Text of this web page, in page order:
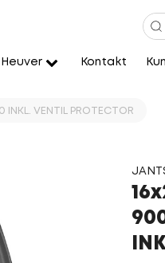
Kontakt
INKL. VENTIL PROTECTOR